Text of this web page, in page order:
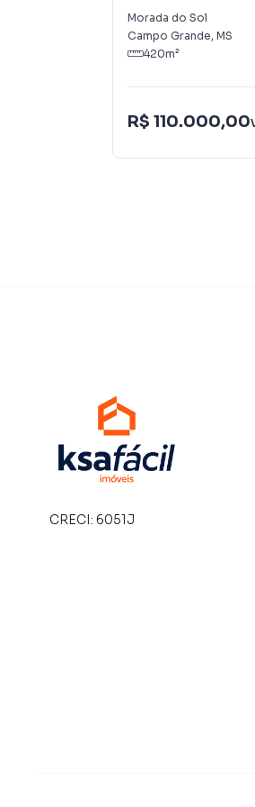
Morada do Sol
Campo Grande, MS
420m²
R$ 110.000,00
CRECI: 6051J